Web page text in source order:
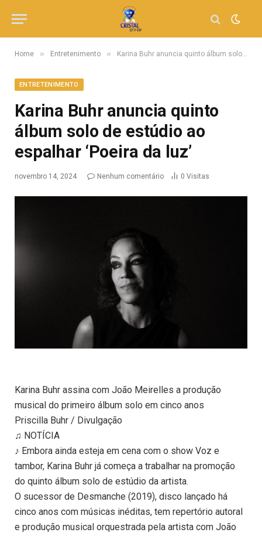
Home » Entretenimento » Karina Buhr anuncia quinto álbum solo de estúdio ao espalhar ‘Poeira da luz’
ENTRETENIMENTO
Karina Buhr anuncia quinto
álbum solo de estúdio ao
espalhar ‘Poeira da luz’
novembro 14, 2024 Nenhum comentário 0 Visitas
Karina Buhr assina com João Meirelles a produção
musical do primeiro álbum solo em cinco anos
Priscilla Buhr / Divulgação
♫ NOTÍCIA
♪ Embora ainda esteja em cena com o show Voz e
tambor, Karina Buhr já começa a trabalhar na promoção
do quinto álbum solo de estúdio da artista.
O sucessor de Desmanche (2019), disco lançado há
cinco anos com músicas inéditas, tem repertório autoral
e produção musical orquestrada pela artista com João